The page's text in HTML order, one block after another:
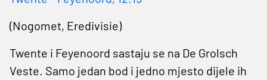
(Nogomet, Eredivisie)
Twente i Feyenoord sastaju se na De Grolsch
Veste. Samo jedan bod i jedno mjesto dijele ih